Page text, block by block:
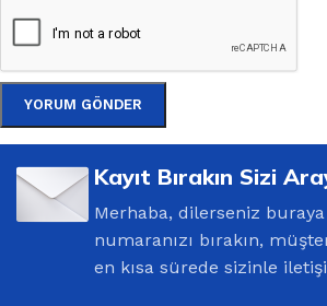
Kayıt Bırakın Sizi
Merhaba, dilerseniz
numaranızı bırakın,
en kısa sürede sizinle